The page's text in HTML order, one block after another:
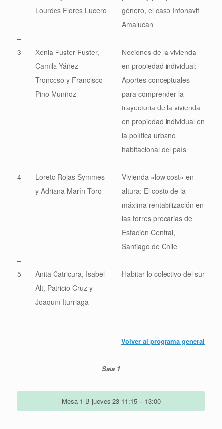
Lourdes Flores Lucero
género, el caso Infonavit
Amalucan
–
3
Xenia Fuster Fuster,
Camila Yáñez
Troncoso y Francisco
Pino Munñoz
Nociones de la vivienda
en propiedad individual:
Aportes conceptuales
para comprender la
trayectoria de la vivienda
en propiedad individual en
la política urbano
habitacional del país
–
4
Loreto Rojas Symmes
y Adriana Marín-Toro
Vivienda «low cost» en
altura: El costo de la
máxima rentabilización en
las torres precarias de
Estación Central,
Santiago de Chile
–
5
Anita Catricura, Isabel
Alt, Patricio Cruz y
Joaquín Iturriaga
Habitar lo colectivo del sur
Volver al programa general
Sala 1
Mesa 1-B jueves 23 11:15 – 13:00